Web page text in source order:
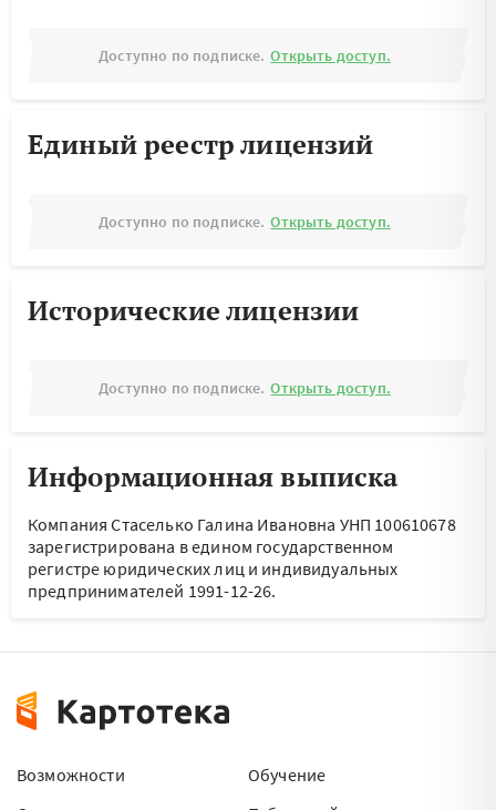
Доступно по подписке. Открыть доступ.
Единый реестр лицензий
Доступно по подписке. Открыть доступ.
Исторические лицензии
Доступно по подписке. Открыть доступ.
Информационная выписка
Компания Стаселько Галина Ивановна УНП 100610678
зарегистрирована в едином государственном
регистре юридических лиц и индивидуальных
предпринимателей 1991-12-26.
Возможности
Обучение